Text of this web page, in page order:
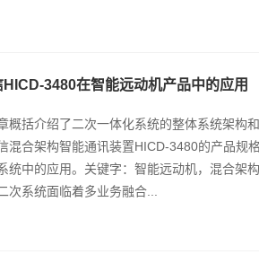
3480在智能远动机产品中的应用
概括介绍了二次一体化系统的整体系统架构
混合架构智能通讯装置HICD-3480的产品规
统中的应用。关键字：智能远动机，混合架
次系统面临着多业务融合...